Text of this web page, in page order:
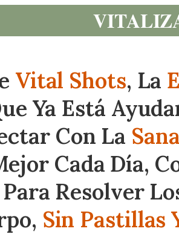
Vital Shots, La
Ya Está
Con La
Cada Día,
Resolver
Sin Pastillas